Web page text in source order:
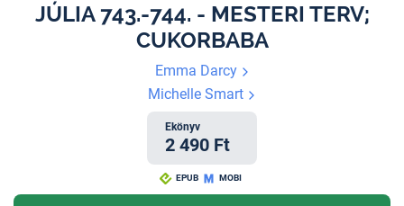
JÚLIA 743.-744. - MESTERI TERV;
CUKORBABA
Emma Darcy
Michelle Smart
Ekönyv
2 490 Ft
EPUB MOBI